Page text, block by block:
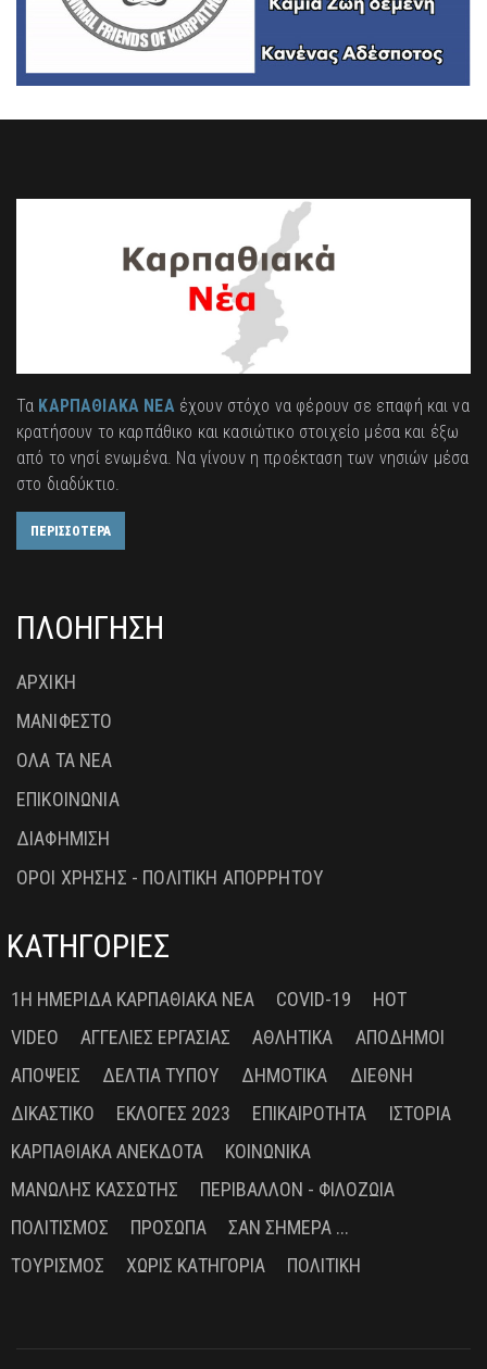
Τα ΚΑΡΠΑΘΙΑΚΑ ΝΕΑέχουν στόχο να φέρουν σε επαφή και να
κρατήσουν το καρπάθικο και κασιώτικο στοιχείο μέσα και έξω
από το νησί ενωμένα. Να γίνουν η προέκταση των νησιών μέσα
στο διαδύκτιο.
ΠΕΡΙΣΣΟΤΕΡΑ
ΠΛΟΗΓΗΣΗ
ΑΡΧΙΚΗ
ΜΑΝΙΦΕΣΤΟ
ΟΛΑ ΤΑ ΝΕΑ
ΕΠΙΚΟΙΝΩΝΙΑ
ΔΙΑΦΗΜΙΣΗ
ΟΡΟΙ ΧΡΗΣΗΣ - ΠΟΛΙΤΙΚΗ ΑΠΟΡΡΗΤΟΥ
ΚΑΤΗΓΟΡΙΕΣ
1Η ΗΜΕΡΊΔΑ ΚΑΡΠΑΘΙΑΚΆ ΝΈΑ COVID-19
HOT
VIDEO
ΑΓΓΕΛΊΕΣ ΕΡΓΑΣΊΑΣ ΑΘΛΗΤΙΚΆ
ΑΠΌΔΗΜΟΙ
ΑΠΌΨΕΙΣ
ΔΕΛΤΊΑ ΤΎΠΟΥ ΔΗΜΟΤΙΚΆ
ΔΙΕΘΝΉ
ΔΙΚΑΣΤΙΚΌ
ΕΚΛΟΓΈΣ 2023 ΕΠΙΚΑΙΡΌΤΗΤΑ
ΙΣΤΟΡΊΑ
ΚΑΡΠΑΘΙΑΚΆ ΑΝΈΚΔΟΤΑ
ΚΟΙΝΩΝΙΚΆ
ΜΑΝΏΛΗΣ ΚΑΣΣΏΤΗΣ
ΠΕΡΙΒΆΛΛΟΝ - ΦΙΛΟΖΩΊΑ
ΠΟΛΙΤΙΣΜΌΣ
ΠΡΌΣΩΠΑ
ΣΑΝ ΣΉΜΕΡΑ ...
ΤΟΥΡΙΣΜΌΣ
ΧΩΡΊΣ ΚΑΤΗΓΟΡΊΑ ΠΟΛΙΤΙΚΉ